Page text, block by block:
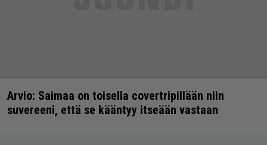
Arvio: Saimaa on toisella covertripillään niin
suvereeni, että se kääntyy itseään vastaan